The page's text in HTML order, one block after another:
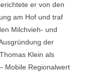
er von den
am Hof und traf
Milchvieh- und
der
Klein als
Mobile Regionalwert